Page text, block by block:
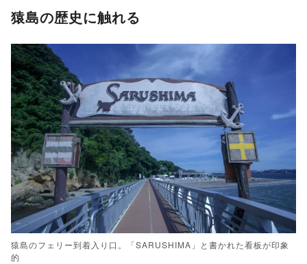
猿島の歴史に触れる
猿島のフェリー到着入り口。「SARUSHIMA」と書かれた看板が印象
的